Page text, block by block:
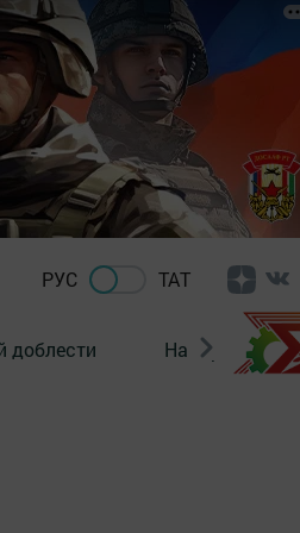
РУС ТАТ
доблести Нацпроекты